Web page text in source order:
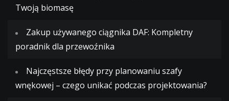
Twoją biomasę
Zakup używanego ciągnika DAF: Kompletny
poradnik dla przewoźnika
Najczęstsze błędy przy planowaniu szafy
wnękowej – czego unikać podczas projektowania?